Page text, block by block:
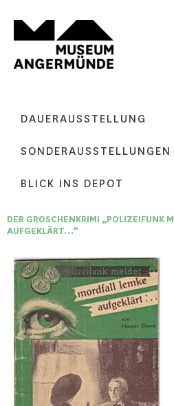
Inhalt
springen
DAUERAUSSTELLUNG
SONDERAUSSTELLUNGEN
BLICK INS DEPOT
DER GROSCHENKRIMI „POLIZEIFUNK
AUFGEKLÄRT…“